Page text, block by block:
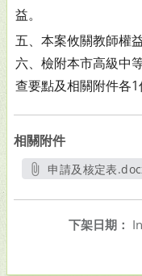
益。
五、本案攸關教師權
六、檢附本市高級中
查要點及相關附件各1
相關附件
申請及核定表
下架日期：